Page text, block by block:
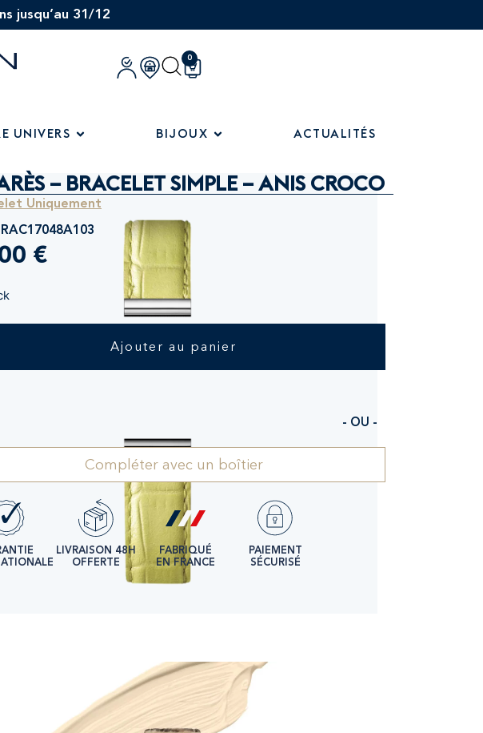
jusqu’au 31/12
0
UNIVERS BIJOUX ACTUALITÉS
– BRACELET SIMPLE – ANIS CROCO
Uniquement
€
Ajouter au panier
- OU -
Compléter avec un boîtier
LIVRAISON 48H
OFFERTE
FABRIQUÉ
EN FRANCE
PAIEMENT
SÉCURISÉ